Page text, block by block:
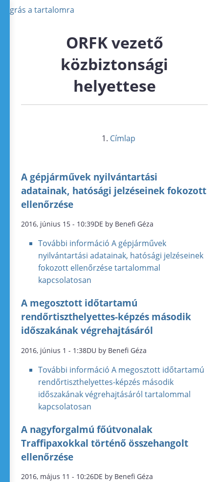
Ugrás a tartalomra
ORFK vezető
közbiztonsági
helyettese
Címlap
A gépjárművek nyilvántartási
adatainak, hatósági jelzéseinek fokozott
ellenőrzése
2016, június 15 - 10:39DE by Benefi Géza
További információ A gépjárművek
nyilvántartási adatainak, hatósági jelzéseinek
fokozott ellenőrzése tartalommal
kapcsolatosan
A megosztott időtartamú
rendőrtiszthelyettes-képzés második
időszakának végrehajtásáról
2016, június 1 - 1:38DU by Benefi Géza
További információ A megosztott időtartamú
rendőrtiszthelyettes-képzés második
időszakának végrehajtásáról tartalommal
kapcsolatosan
A nagyforgalmú főútvonalak
Traffipaxokkal történő összehangolt
ellenőrzése
2016, május 11 - 10:26DE by Benefi Géza